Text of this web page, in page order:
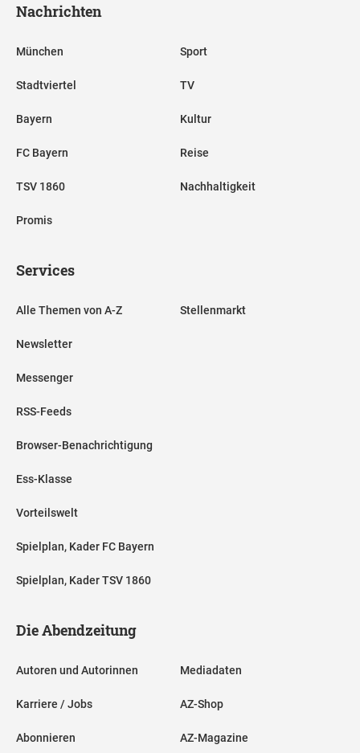
Nachrichten
München
Stadtviertel
Bayern
FC Bayern
TSV 1860
Promis
Sport
TV
Kultur
Reise
Nachhaltigkeit
Services
Alle Themen von A-Z
Newsletter
Messenger
RSS-Feeds
Browser-Benachrichtigung
Ess-Klasse
Vorteilswelt
Spielplan, Kader FC Bayern
Spielplan, Kader TSV 1860
Stellenmarkt
Die Abendzeitung
Autoren und Autorinnen
Karriere / Jobs
Abonnieren
Mediadaten
AZ-Shop
AZ-Magazine